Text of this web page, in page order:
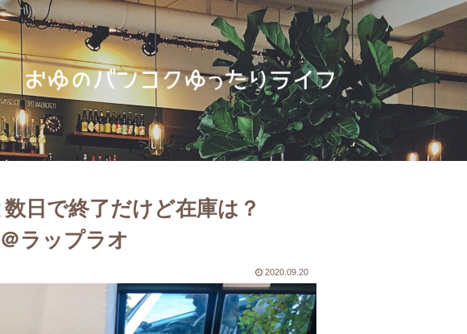
日で終了だけど在庫は？
ラップラオ
2020.09.20